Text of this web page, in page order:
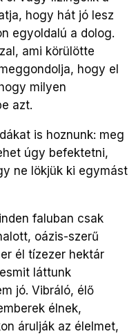
hogy hát jó lesz
egyoldalú a dolog.
ami körülötte
hogy el
milyen
azt.
is hoznunk: meg
úgy befektetni,
ne lökjük ki egymást
faluban csak
oázis-szerű
él tízezer hektár
láttunk
jó. Vibráló, élő
élnek,
árulják az élelmet,